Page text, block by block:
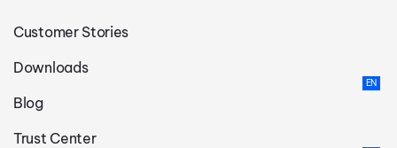
Customer Stories
Downloads
Blog
Trust Center